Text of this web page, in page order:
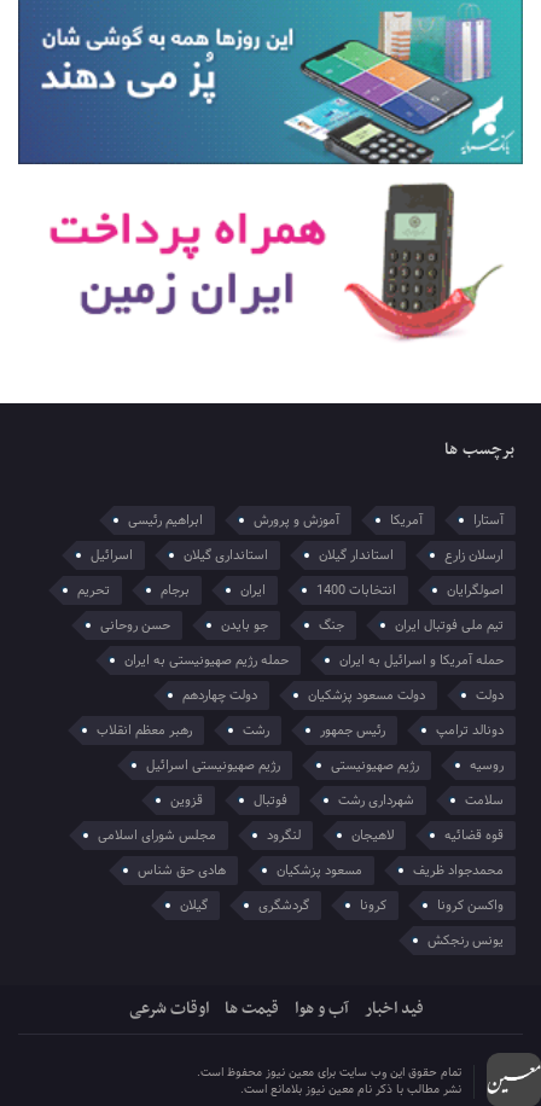
برچسب ها
آستارا آمریکا آموزش و پرورش
ابراهیم رئیسی
ارسلان زارع
استاندار گیلان استانداری گیلان
اسرائیل
اصولگرایان
انتخابات 1400 ایران برجام
تحریم
تیم ملی فوتبال ایران
جنگ جو بایدن
حسن روحانی
حمله آمریکا و اسرائیل به ایران
حمله رژیم صهیونیستی به ایران
دولت
دولت مسعود پزشکیان
دولت چهاردهم
دونالد ترامپ
رئیس جمهور رشت
رهبر معظم انقلاب
روسیه
رژیم صهیونیستی
رژیم صهیونیستی اسرائیل
سلامت
شهرداری رشت فوتبال
قزوین
قوه قضائیه
لاهیجان لنگرود
مجلس شورای اسلامی
محمدجواد ظریف
مسعود پزشکیان
هادی حق شناس
واکسن کرونا
کرونا گردشگری
گیلان
یونس رنجکش
فید اخبار آب و هوا قیمت ها اوقات شرعی
تمام حقوق این وب سایت برای معین نیوز محفوظ است.
نشر مطالب با ذکر نام معین نیوز بلامانع است.